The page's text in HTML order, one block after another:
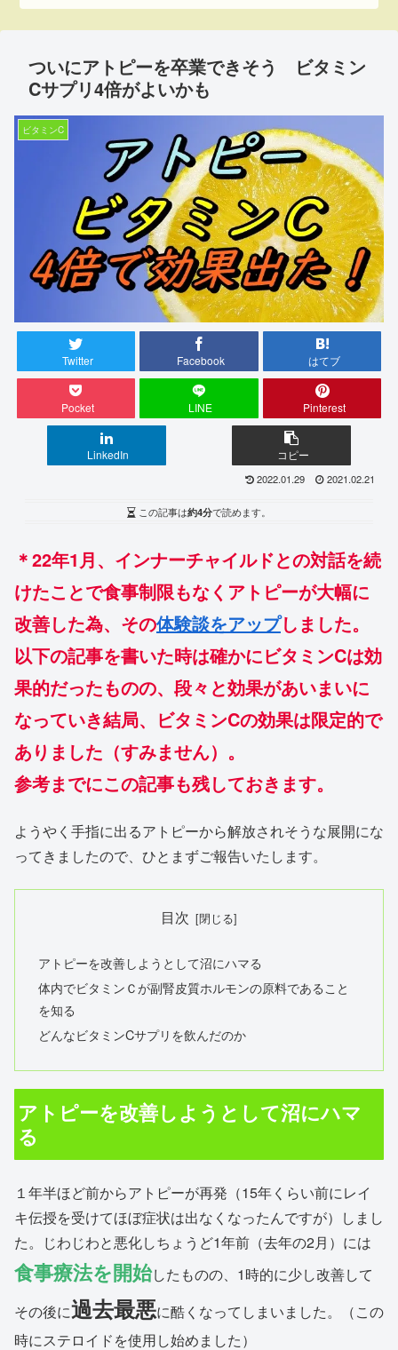
ついにアトピーを卒業できそう ビタミン
Cサプリ4倍がよいかも
ビタミンC
Twitter Facebook はてブ
Pocket LINE Pinterest
LinkedIn コピー
2022.01.29 2021.02.21
この記事は約4分で読めます。
＊22年1月、インナーチャイルドとの対話を続
けたことで食事制限もなくアトピーが大幅に
改善した為、その体験談をアップしました。
以下の記事を書いた時は確かにビタミンCは効
果的だったものの、段々と効果があいまいに
なっていき結局、ビタミンCの効果は限定的で
ありました（すみません）。
参考までにこの記事も残しておきます。
ようやく手指に出るアトピーから解放されそうな展開にな
ってきましたので、ひとまずご報告いたします。
目次
アトピーを改善しようとして沼にハマる
体内でビタミンＣが副腎皮質ホルモンの原料であること
を知る
どんなビタミンCサプリを飲んだのか
アトピーを改善しようとして沼にハマ
る
１年半ほど前からアトピーが再発（15年くらい前にレイ
キ伝授を受けてほぼ症状は出なくなったんですが）しまし
た。じわじわと悪化しちょうど1年前（去年の2月）には
食事療法を開始したものの、1時的に少し改善して
その後に過去最悪に酷くなってしまいました。（この
時にステロイドを使用し始めました）